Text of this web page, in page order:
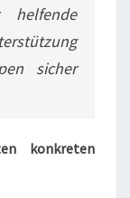
helfende
sicher
konkreten